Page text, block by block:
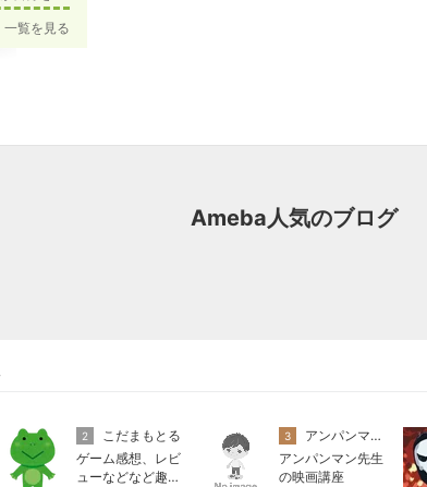
一覧を見る
Ameba人気のブログ
2
こだまもとる
ゲーム感想、レビ
ューなどなど趣味
3
アンパンマン先生の映画講座
アンパンマン先生
の映画講座